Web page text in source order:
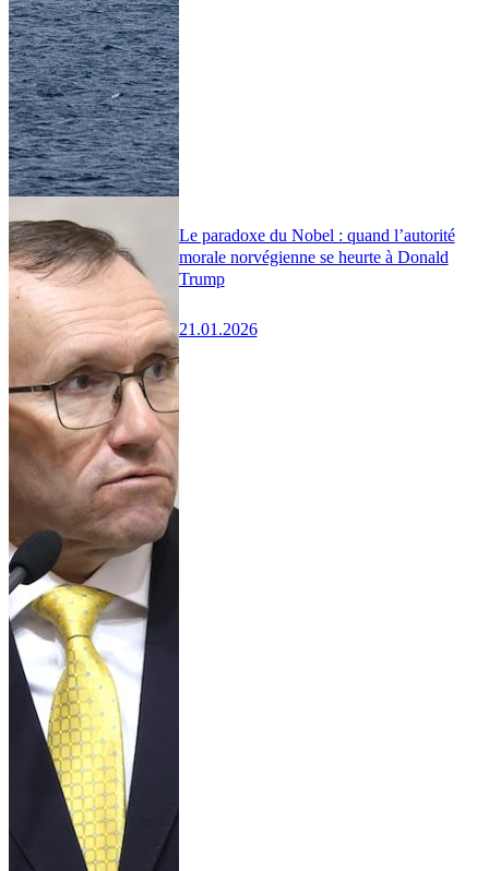
Le paradoxe du Nobel : quand l’autorité
morale norvégienne se heurte à Donald
Trump
21.01.2026